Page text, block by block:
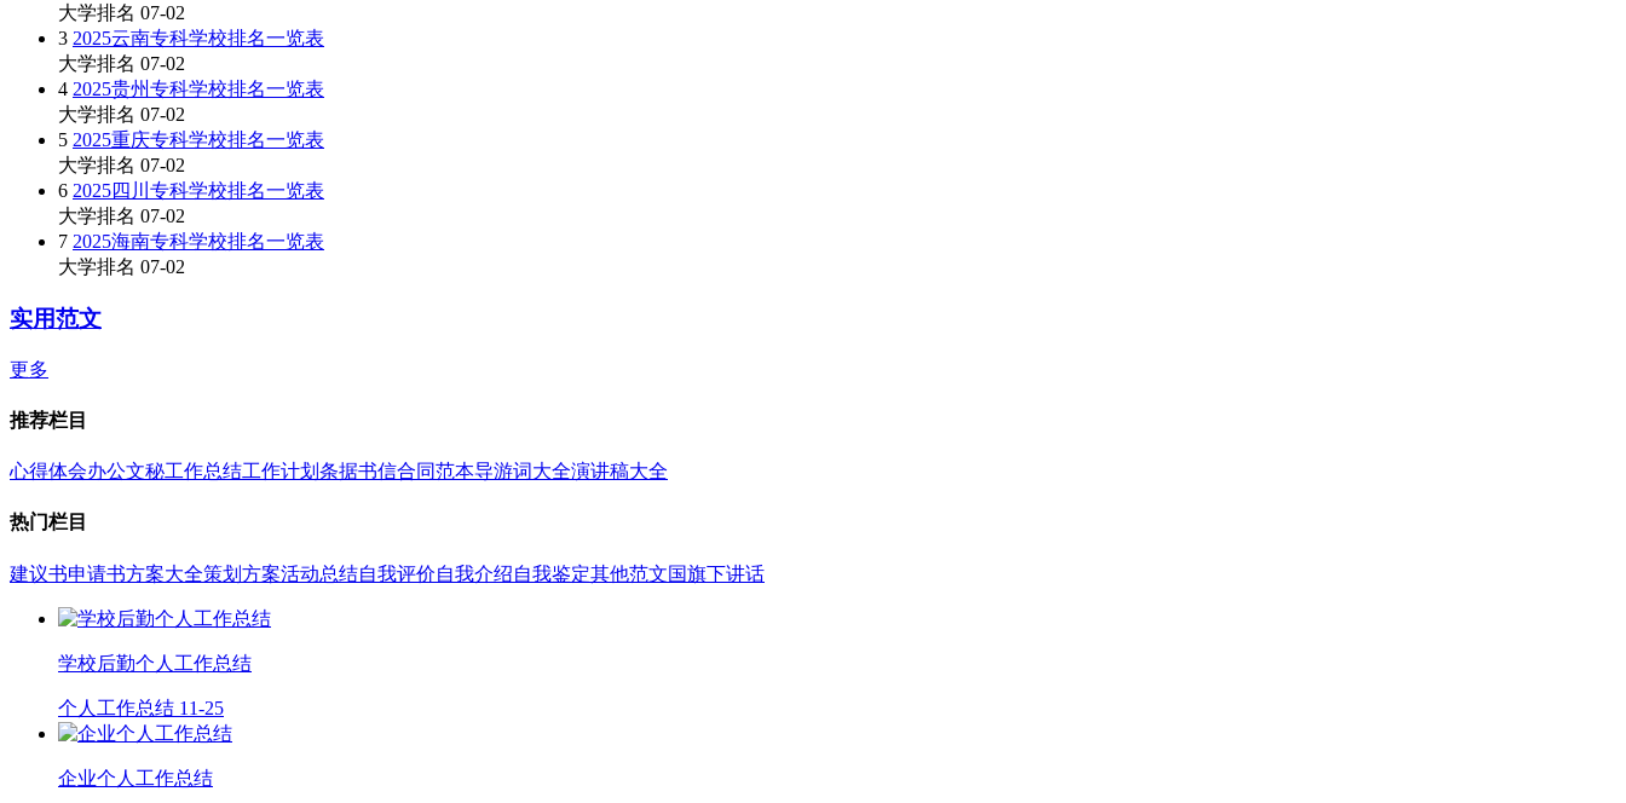
大学排名 07-02
3 2025云南专科学校排名一览表
大学排名 07-02
4 2025贵州专科学校排名一览表
大学排名 07-02
5 2025重庆专科学校排名一览表
大学排名 07-02
6 2025四川专科学校排名一览表
大学排名 07-02
7 2025海南专科学校排名一览表
大学排名 07-02
实用范文
更多
推荐栏目
心得体会办公文秘工作总结工作计划 条据书信合同范本导游词大全演讲稿大全
热门栏目
建议书申请书方案大全策划方案活动总结自我评价自我介绍自我鉴定其他范文国旗下讲话
学校后勤个人工作总结
个人工作总结 11-25
企业个人工作总结